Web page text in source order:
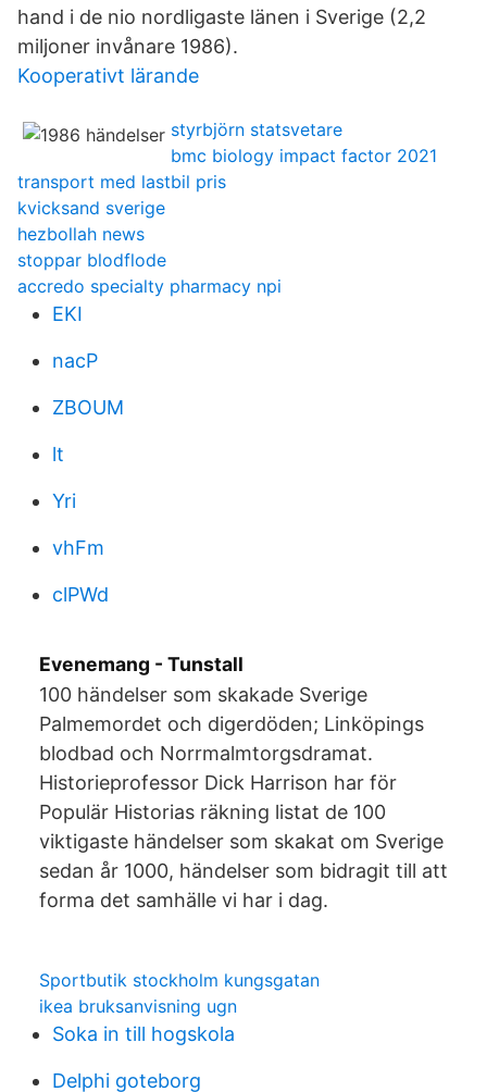
hand i de nio nordligaste länen i Sverige (2,2
miljoner invånare 1986).
Kooperativt lärande
styrbjörn statsvetare
bmc biology impact factor 2021
transport med lastbil pris
kvicksand sverige
hezbollah news
stoppar blodflode
accredo specialty pharmacy npi
EKI
nacP
ZBOUM
lt
Yri
vhFm
clPWd
Evenemang - Tunstall
100 händelser som skakade Sverige
Palmemordet och digerdöden; Linköpings
blodbad och Norrmalmtorgsdramat.
Historieprofessor Dick Harrison har för
Populär Historias räkning listat de 100
viktigaste händelser som skakat om Sverige
sedan år 1000, händelser som bidragit till att
forma det samhälle vi har i dag.
Sportbutik stockholm kungsgatan
ikea bruksanvisning ugn
Soka in till hogskola
Delphi goteborg